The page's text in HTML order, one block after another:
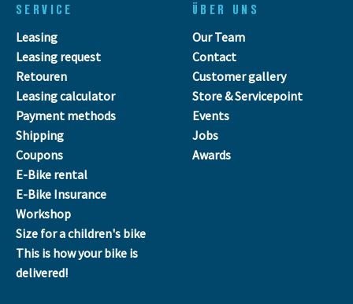
SERVICE
Leasing
Leasing request
Retouren
Leasing calculator
Payment methods
Shipping
Coupons
E-Bike rental
E-Bike Insurance
Workshop
Size for a children's bike
This is how your bike is
delivered!
ÜBER UNS
Our Team
Contact
Customer gallery
Store & Servicepoint
Events
Jobs
Awards